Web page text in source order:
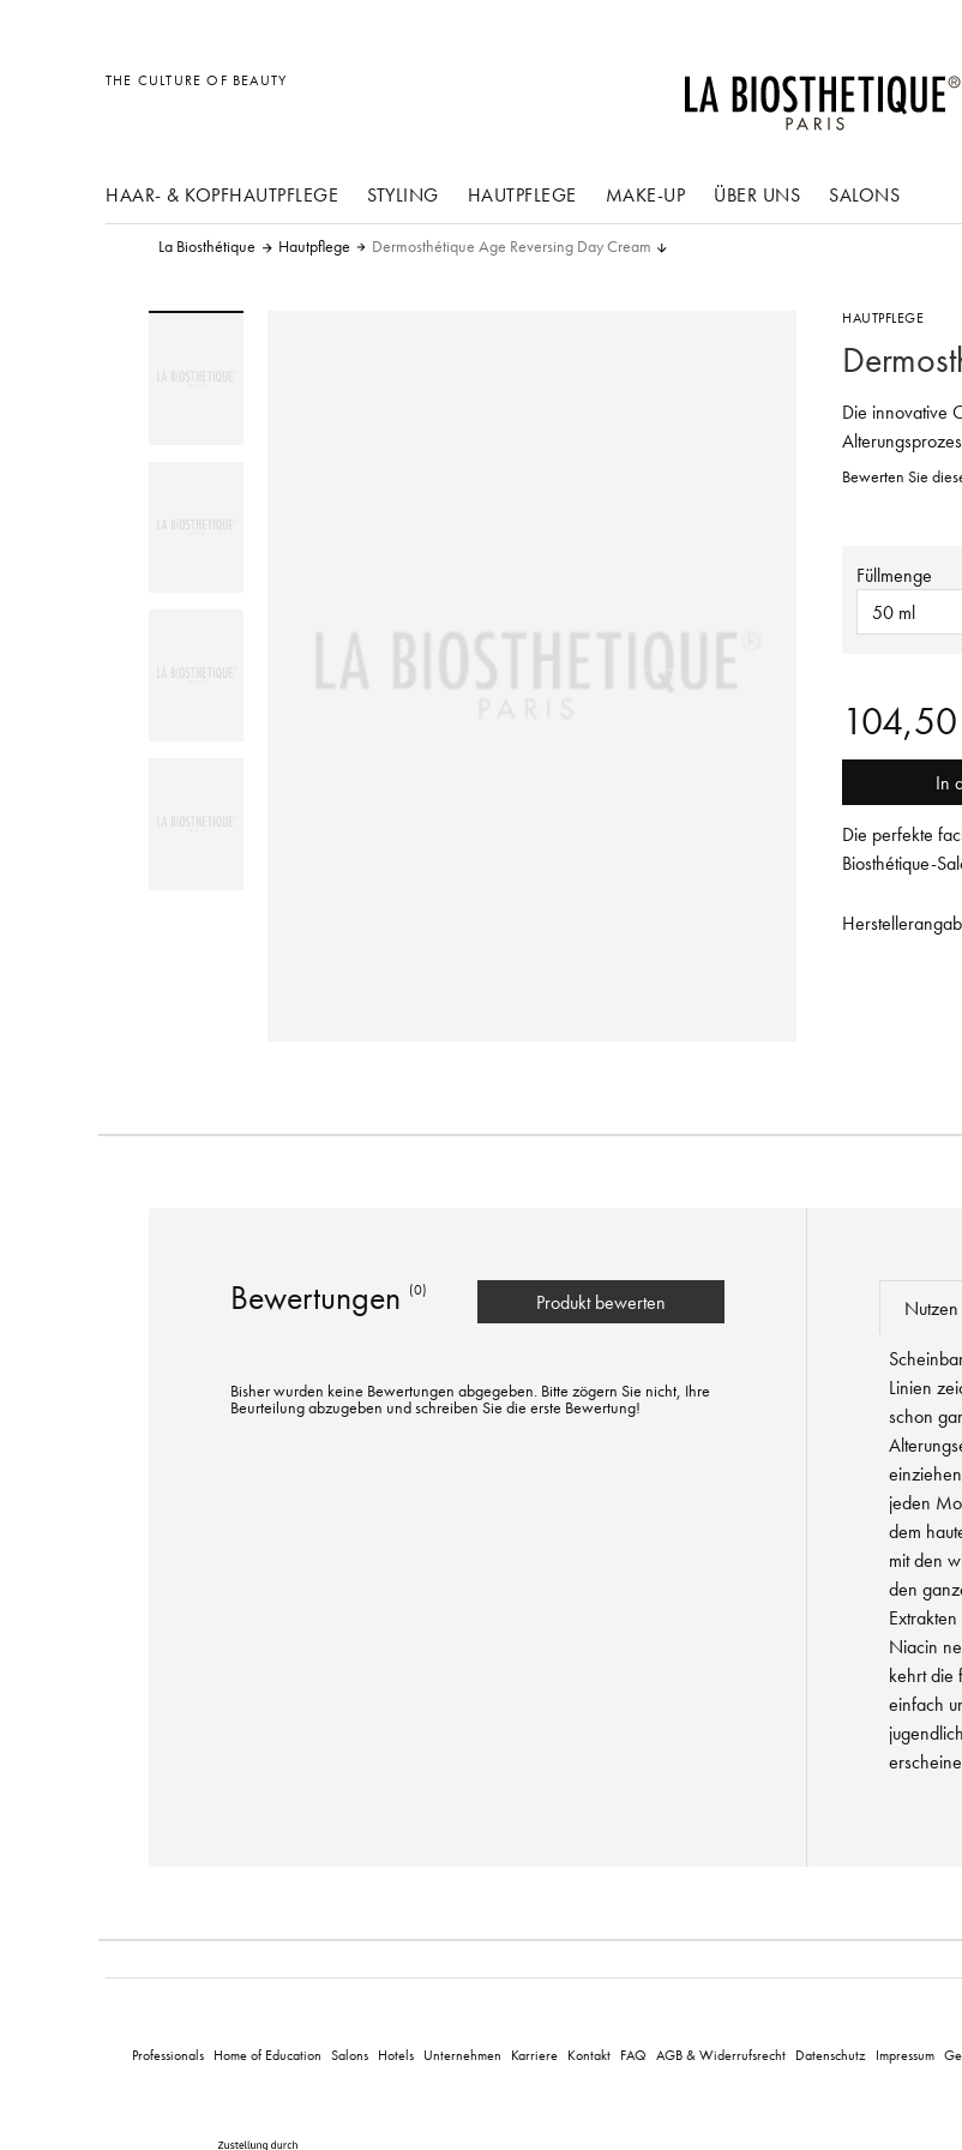
THE CULTURE OF BEAUTY
HAAR- & KOPFHAUTPFLEGE STYLING
Sonstiges
HAUTPFLEGE MAKE-UP ÜBER UNS SALONS
La Biosthétique Hautpflege Dermosthétique Age Reversing Day Cream
HAUTPFLEGE
Die innovative
Bewerten Sie
Füllmenge
50 ml
In
Die perfekte
Biosthétique-
Bewertungen (0)
Produkt bewerten
Bisher wurden keine Bewertungen abgegeben. Bitte zögern Sie nicht, Ihre
Beurteilung abzugeben und schreiben Sie die erste Bewertung!
Nutzen
Linien
schon
jeden
dem
mit den
den
Niacin
kehrt die
einfach
Professionals Home of Education Salons Hotels Unternehmen Karriere Kontakt FAQ AGB & Widerrufsrecht Datenschutz Impressum